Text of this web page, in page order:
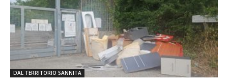
DAL TERRITORIO SANNITA